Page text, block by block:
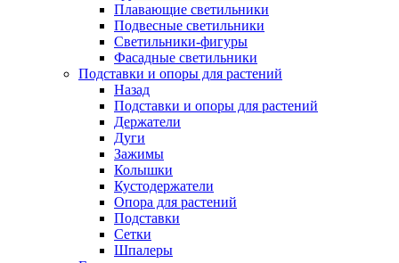
Плавающие светильники
Подвесные светильники
Светильники-фигуры
Фасадные светильники
Подставки и опоры для растений
Назад
Подставки и опоры для растений
Держатели
Дуги
Зажимы
Колышки
Кустодержатели
Опора для растений
Подставки
Сетки
Шпалеры